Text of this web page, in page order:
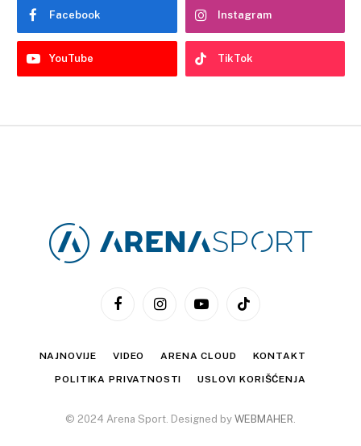
Facebook Instagram
YouTube TikTok
FacebookInstagramYouTubeTikTok
NAJNOVIJE VIDEO ARENA CLOUD KONTAKT
POLITIKA PRIVATNOSTI USLOVI KORIŠĆENJA
© 2024 Arena Sport. Designed by WEBMAHER